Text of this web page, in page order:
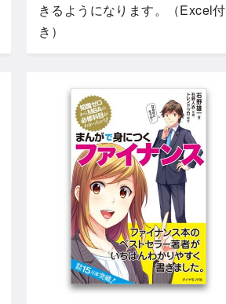
きるようになります。（Excel付
き）